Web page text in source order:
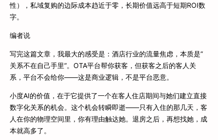
性），私域复购的边际成本趋近于零，长期价值远高于短期ROI数
字。
编者说
写完这篇文章，我最大的感受是：酒店行业的流量焦虑，本质是”
关系不在自己手里”。OTA平台帮你获客，但获客之后的客人关
系，平台不会给你——这是商业逻辑，不是平台恶意。
小度AI的价值，在于它提供了一个在客人住店期间与她们建立直接
数字化关系的机会。这个机会转瞬即逝——只有入住的那几天，客
人在你的物理空间里，你有理由触达她。退房之后，再想找她，成
本就高多了。